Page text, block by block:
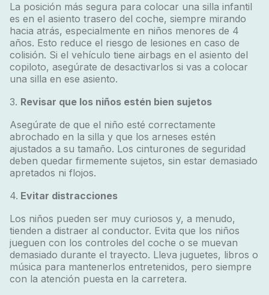
La posición más segura para colocar una silla infantil
es en el asiento trasero del coche, siempre mirando
hacia atrás, especialmente en niños menores de 4
años. Esto reduce el riesgo de lesiones en caso de
colisión. Si el vehículo tiene airbags en el asiento del
copiloto, asegúrate de desactivarlos si vas a colocar
una silla en ese asiento.
3. Revisar que los niños estén bien sujetos
Asegúrate de que el niño esté correctamente
abrochado en la silla y que los arneses estén
ajustados a su tamaño. Los cinturones de seguridad
deben quedar firmemente sujetos, sin estar demasiado
apretados ni flojos.
4. Evitar distracciones
Los niños pueden ser muy curiosos y, a menudo,
tienden a distraer al conductor. Evita que los niños
jueguen con los controles del coche o se muevan
demasiado durante el trayecto. Lleva juguetes, libros o
música para mantenerlos entretenidos, pero siempre
con la atención puesta en la carretera.